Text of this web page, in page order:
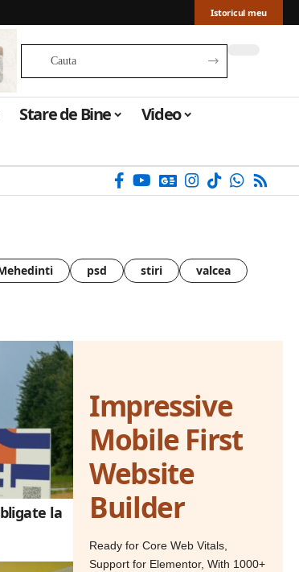
Istoricul meu
Stare de Bine
Video
psd stiri
valcea
la
Impressive
Mobile First
Website
Builder
Ready for Core Web Vitals,
Support for Elementor, With 1000+